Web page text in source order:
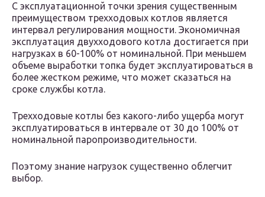
С эксплуатационной точки зрения существенным
преимуществом трехходовых котлов является
интервал регулирования мощности. Экономичная
эксплуатация двухходового котла достигается при
нагрузках в 60-100% от номинальной. При меньшем
объеме выработки топка будет эксплуатироваться в
более жестком режиме, что может сказаться на
сроке службы котла.
Трехходовые котлы без какого-либо ущерба могут
эксплуатироваться в интервале от 30 до 100% от
номинальной паропроизводительности.
Поэтому знание нагрузок существенно облегчит
выбор.